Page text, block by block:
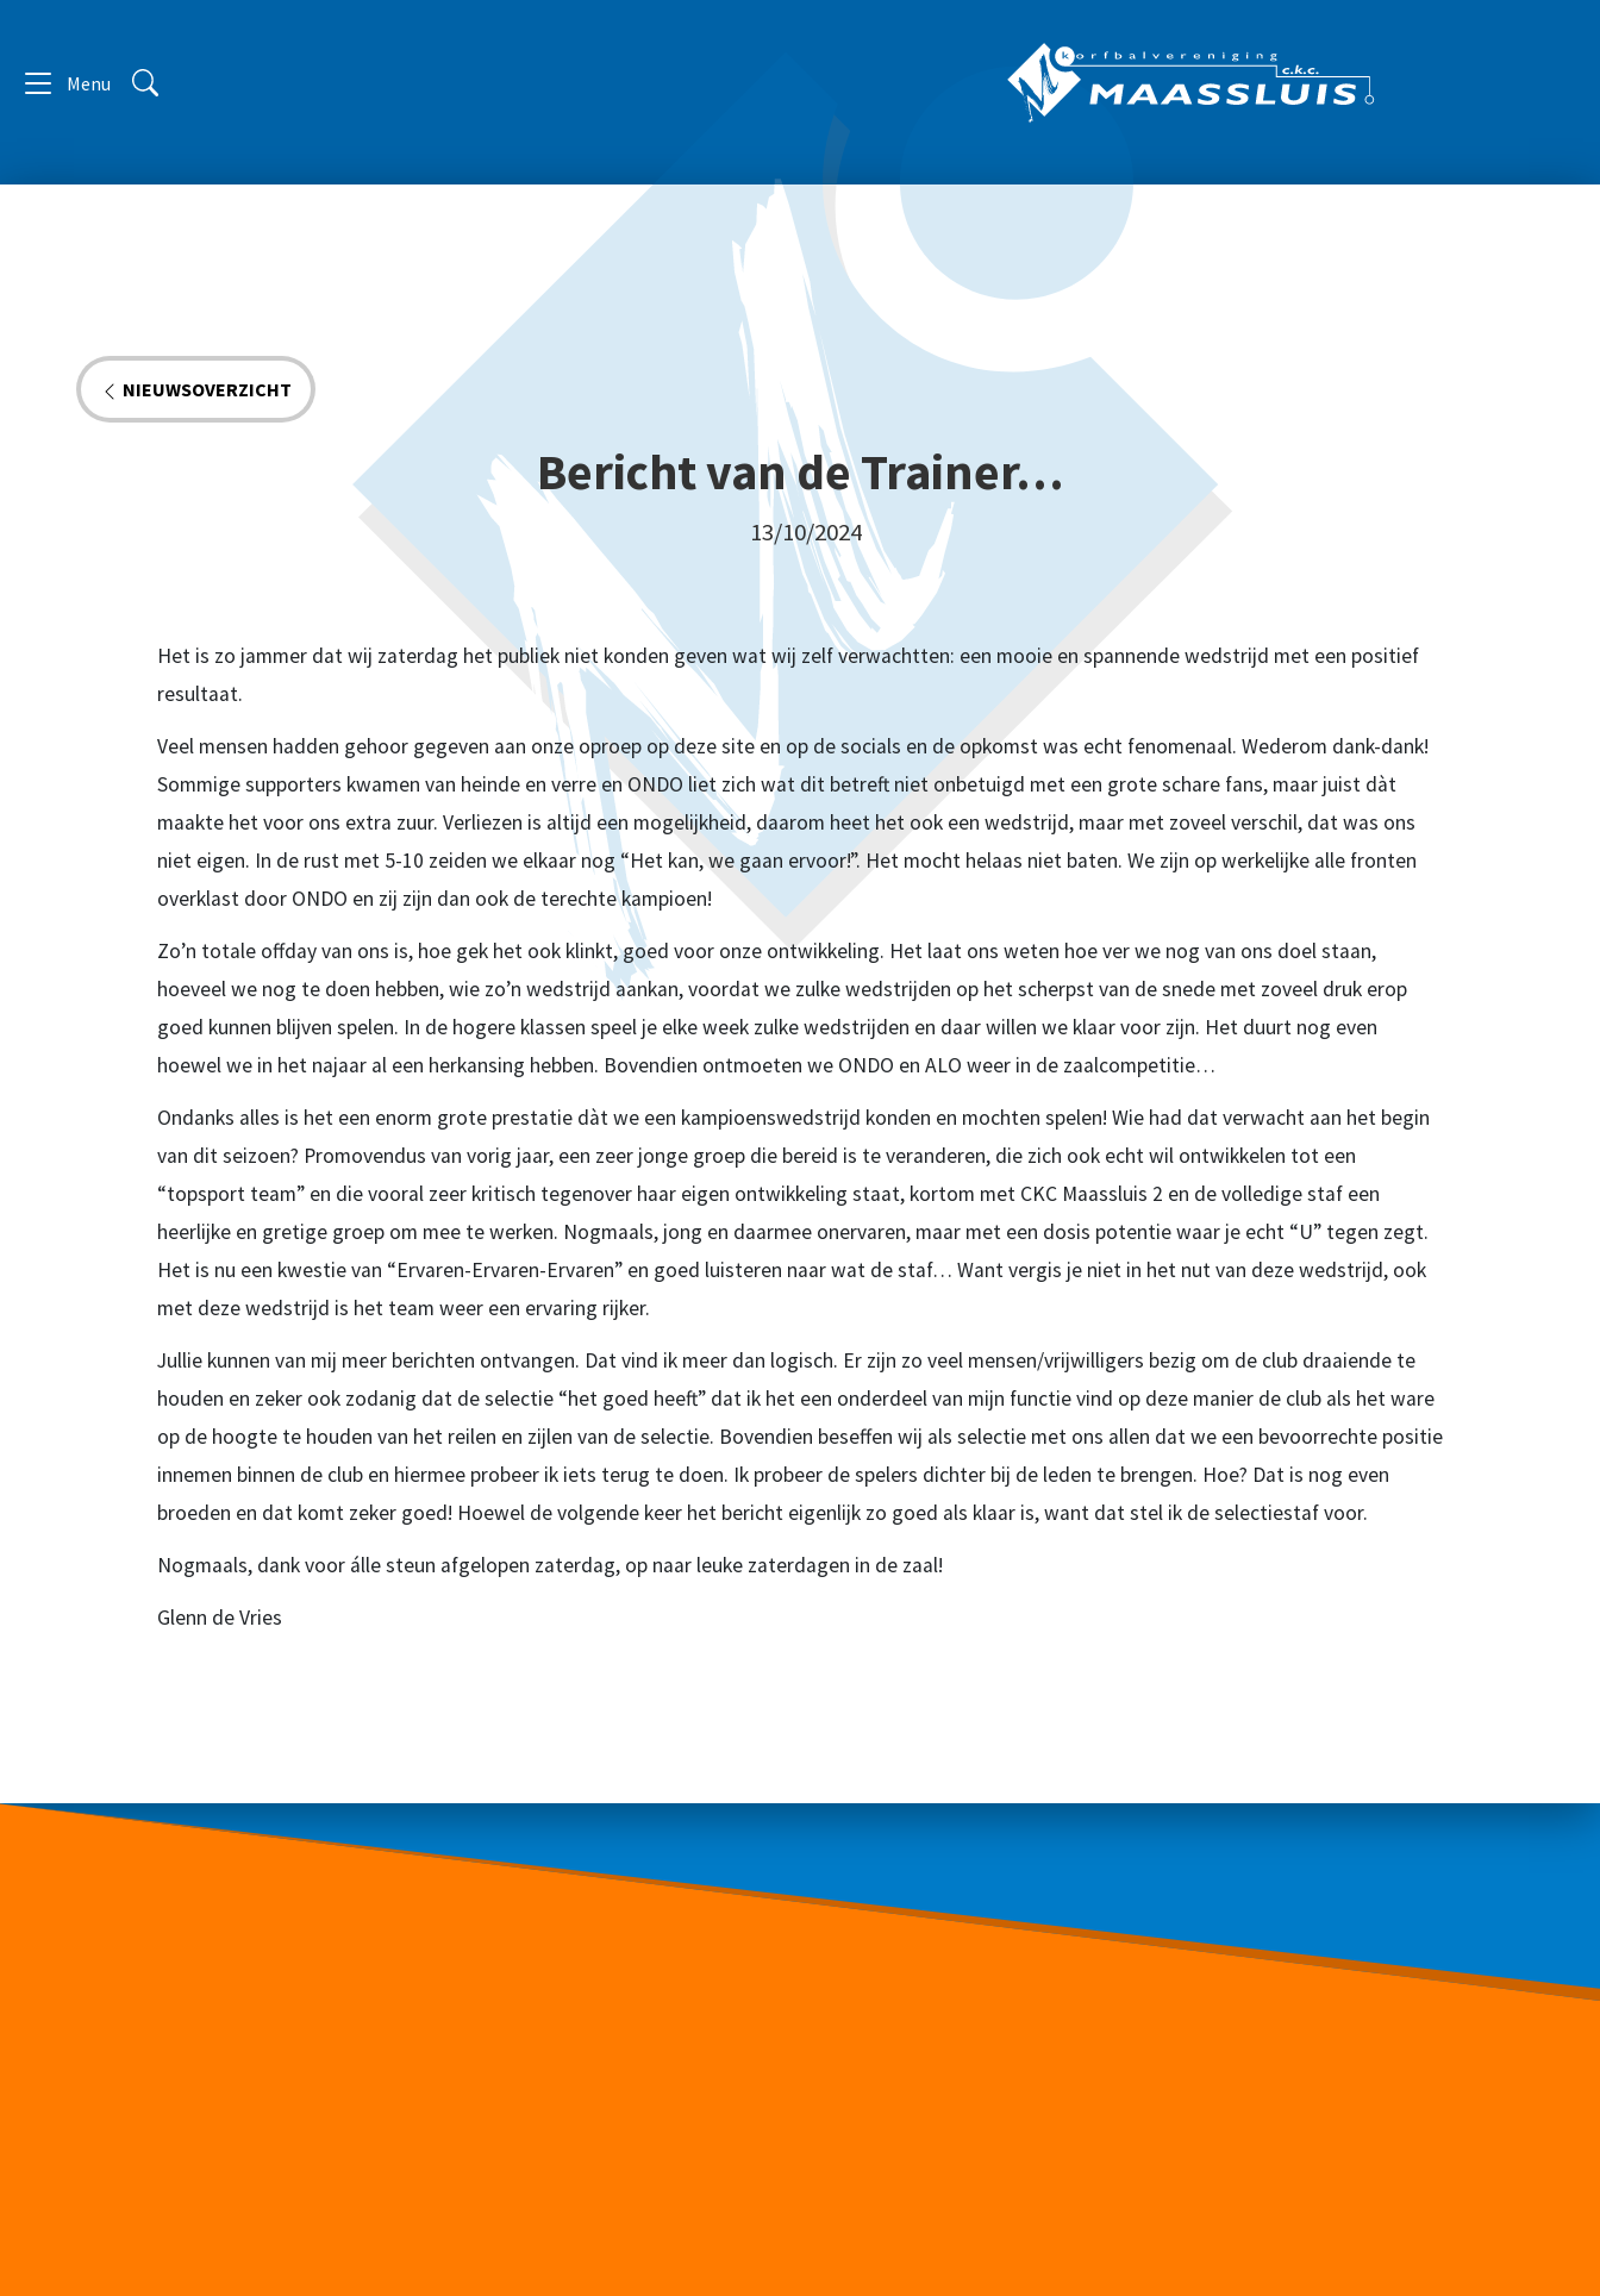
Menu
NIEUWSOVERZICHT
Bericht van de Trainer…
13/10/2024
Het is zo jammer dat wij zaterdag het publiek niet konden geven wat wij zelf verwachtten: een mooie en spannende wedstrijd met een positief
resultaat.
Veel mensen hadden gehoor gegeven aan onze oproep op deze site en op de socials en de opkomst was echt fenomenaal. Wederom dank-dank!
Sommige supporters kwamen van heinde en verre en ONDO liet zich wat dit betreft niet onbetuigd met een grote schare fans, maar juist dàt
maakte het voor ons extra zuur. Verliezen is altijd een mogelijkheid, daarom heet het ook een wedstrijd, maar met zoveel verschil, dat was ons
niet eigen. In de rust met 5-10 zeiden we elkaar nog “Het kan, we gaan ervoor!”. Het mocht helaas niet baten. We zijn op werkelijke alle fronten
overklast door ONDO en zij zijn dan ook de terechte kampioen!
Zo’n totale offday van ons is, hoe gek het ook klinkt, goed voor onze ontwikkeling. Het laat ons weten hoe ver we nog van ons doel staan,
hoeveel we nog te doen hebben, wie zo’n wedstrijd aankan, voordat we zulke wedstrijden op het scherpst van de snede met zoveel druk erop
goed kunnen blijven spelen. In de hogere klassen speel je elke week zulke wedstrijden en daar willen we klaar voor zijn. Het duurt nog even
hoewel we in het najaar al een herkansing hebben. Bovendien ontmoeten we ONDO en ALO weer in de zaalcompetitie…
Ondanks alles is het een enorm grote prestatie dàt we een kampioenswedstrijd konden en mochten spelen! Wie had dat verwacht aan het begin
van dit seizoen? Promovendus van vorig jaar, een zeer jonge groep die bereid is te veranderen, die zich ook echt wil ontwikkelen tot een
“topsport team” en die vooral zeer kritisch tegenover haar eigen ontwikkeling staat, kortom met CKC Maassluis 2 en de volledige staf een
heerlijke en gretige groep om mee te werken. Nogmaals, jong en daarmee onervaren, maar met een dosis potentie waar je echt “U” tegen zegt.
Het is nu een kwestie van “Ervaren-Ervaren-Ervaren” en goed luisteren naar wat de staf… Want vergis je niet in het nut van deze wedstrijd, ook
met deze wedstrijd is het team weer een ervaring rijker.
Jullie kunnen van mij meer berichten ontvangen. Dat vind ik meer dan logisch. Er zijn zo veel mensen/vrijwilligers bezig om de club draaiende te
houden en zeker ook zodanig dat de selectie “het goed heeft” dat ik het een onderdeel van mijn functie vind op deze manier de club als het ware
op de hoogte te houden van het reilen en zijlen van de selectie. Bovendien beseffen wij als selectie met ons allen dat we een bevoorrechte positie
innemen binnen de club en hiermee probeer ik iets terug te doen. Ik probeer de spelers dichter bij de leden te brengen. Hoe? Dat is nog even
broeden en dat komt zeker goed! Hoewel de volgende keer het bericht eigenlijk zo goed als klaar is, want dat stel ik de selectiestaf voor.
Nogmaals, dank voor álle steun afgelopen zaterdag, op naar leuke zaterdagen in de zaal!
Glenn de Vries